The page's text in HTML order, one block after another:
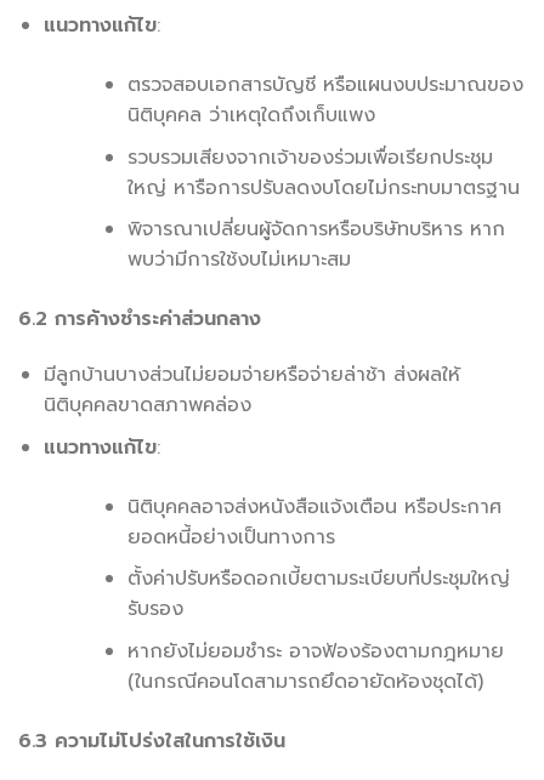
แนวทางแก้ไข:
ตรวจสอบเอกสารบัญชี หรือแผนงบประมาณของ
นิติบุคคล ว่าเหตุใดถึงเก็บแพง
รวบรวมเสียงจากเจ้าของร่วมเพื่อเรียกประชุม
ใหญ่ หารือการปรับลดงบโดยไม่กระทบมาตรฐาน
พิจารณาเปลี่ยนผู้จัดการหรือบริษัทบริหาร หาก
พบว่ามีการใช้งบไม่เหมาะสม
6.2 การค้างชำระค่าส่วนกลาง
มีลูกบ้านบางส่วนไม่ยอมจ่ายหรือจ่ายล่าช้า ส่งผลให้
นิติบุคคลขาดสภาพคล่อง
แนวทางแก้ไข:
นิติบุคคลอาจส่งหนังสือแจ้งเตือน หรือประกาศ
ยอดหนี้อย่างเป็นทางการ
ตั้งค่าปรับหรือดอกเบี้ยตามระเบียบที่ประชุมใหญ่
รับรอง
หากยังไม่ยอมชำระ อาจฟ้องร้องตามกฎหมาย
(ในกรณีคอนโดสามารถยึดอายัดห้องชุดได้)
6.3 ความไม่โปร่งใสในการใช้เงิน